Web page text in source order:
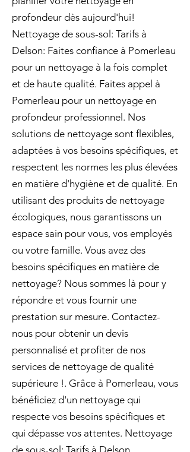
profondeur dès aujourd'hui!
Nettoyage de sous-sol: Tarifs à
Delson: Faites confiance à Pomerleau
pour un nettoyage à la fois complet
et de haute qualité. Faites appel à
Pomerleau pour un nettoyage en
profondeur professionnel. Nos
solutions de nettoyage sont flexibles,
adaptées à vos besoins spécifiques, et
respectent les normes les plus élevées
en matière d'hygiène et de qualité. En
utilisant des produits de nettoyage
écologiques, nous garantissons un
espace sain pour vous, vos employés
ou votre famille. Vous avez des
besoins spécifiques en matière de
nettoyage? Nous sommes là pour y
répondre et vous fournir une
prestation sur mesure. Contactez-
nous pour obtenir un devis
personnalisé et profiter de nos
services de nettoyage de qualité
supérieure !. Grâce à Pomerleau, vous
bénéficiez d'un nettoyage qui
respecte vos besoins spécifiques et
qui dépasse vos attentes. Nettoyage
de sous-sol: Tarifs à Delson